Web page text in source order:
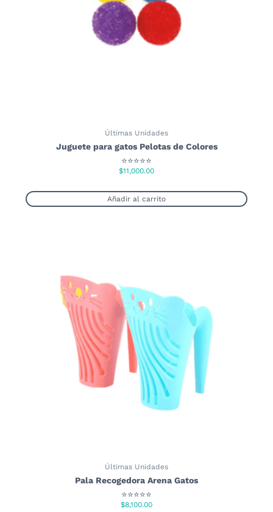
en
la
página
Últimas Unidades
Juguete para gatos Pelotas de Colores
⭐⭐⭐⭐⭐
$11,000.00
Añadir al carrito
Últimas Unidades
Pala Recogedora Arena Gatos
⭐⭐⭐⭐⭐
$8,100.00